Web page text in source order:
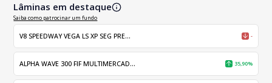
Lâminas em destaque
Saiba como patrocinar um fundo
V8 SPEEDWAY VEGA LS XP SEG PRE... -
ALPHA WAVE 300 FIF MULTIMERCAD... 35,90%